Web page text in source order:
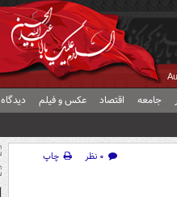
جامعه اقتصاد عکس و فیلم دیدگاه
۰ نظر
چاپ